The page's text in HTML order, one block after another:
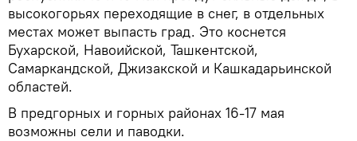
высокогорьях переходящие в снег, в отдельных
местах может выпасть град. Это коснется
Бухарской, Навоийской, Ташкентской,
Самаркандской, Джизакской и Кашкадарьинской
областей.
В предгорных и горных районах 16-17 мая
возможны сели и паводки.